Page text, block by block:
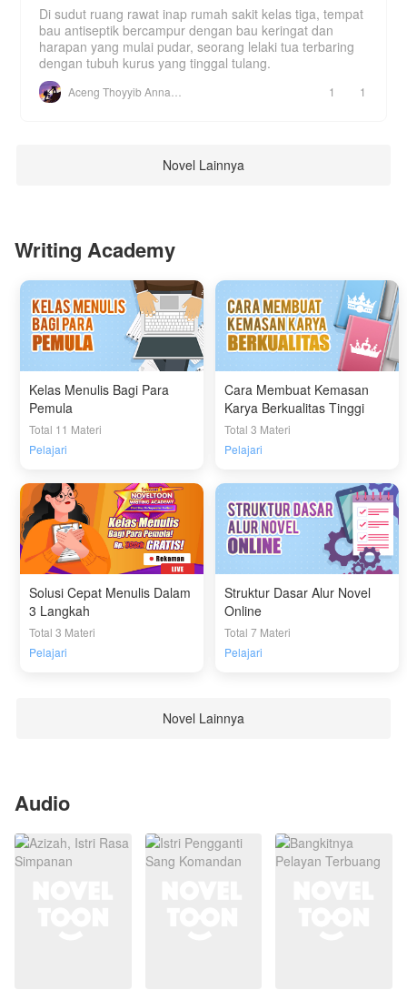
Di sudut ruang rawat inap rumah sakit kelas tiga, tempat
bau antiseptik bercampur dengan bau keringat dan
harapan yang mulai pudar, seorang lelaki tua terbaring
dengan tubuh kurus yang tinggal tulang.
1 1
Novel Lainnya
Writing Academy
Kelas Menulis Bagi Para
Pemula
Total 11 Materi
Pelajari
Cara Membuat Kemasan
Karya Berkualitas Tinggi
Total 3 Materi
Pelajari
Solusi Cepat Menulis Dalam
3 Langkah
Total 3 Materi
Pelajari
Struktur Dasar Alur Novel
Online
Total 7 Materi
Pelajari
Novel Lainnya
Audio